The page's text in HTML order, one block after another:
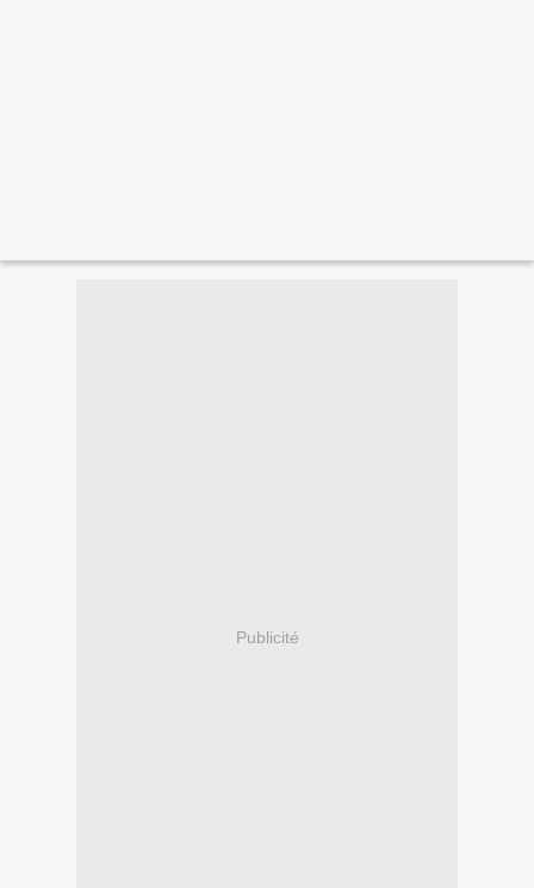
Publicité